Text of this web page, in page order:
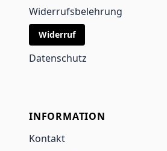
Widerrufsbelehrung
Widerruf
Datenschutz
INFORMATION
Kontakt